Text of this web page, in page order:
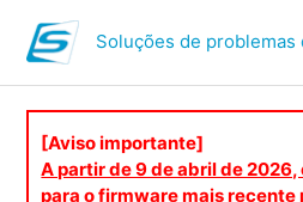
Soluções de problemas
[Aviso importante]
A partir de 9 de abril de
para o firmware mais recente